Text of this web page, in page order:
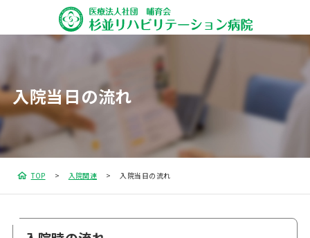
入院当日の流れ
TOP 入院関連 入院当日の流れ